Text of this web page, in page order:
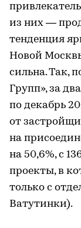
из них —
тенденция
Новой
сильна. Так,
Групп», за
по декабрь
от
на
на 50,6%, с
проекты, в
только с
Ватутинки).